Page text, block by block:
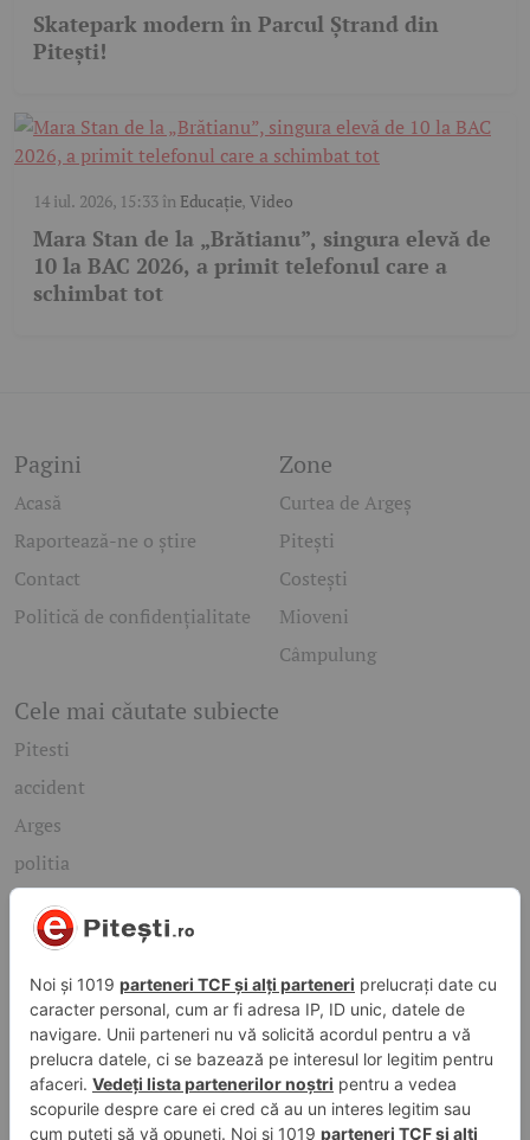
Skatepark modern în Parcul Ștrand din
Pitești!
14 iul. 2026, 15:33în Educație,Video
Mara Stan de la „Brătianu”, singura elevă de
10 la BAC 2026, a primit telefonul care a
schimbat tot
Pagini
Acasă
Raportează-ne o știre
Contact
Politică de confidențialitate
Zone
Curtea de Argeș
Pitești
Costești
Mioveni
Câmpulung
Cele mai căutate subiecte
Pitesti
accident
Arges
politia
mioveni
Caută rapid știrile care te interesează
Găsește cele mai recente știri, evenimente și subiecte de
interes din orașul tău. Introdu un cuvânt-cheie și descoperă
informațiile de care ai nevoie!